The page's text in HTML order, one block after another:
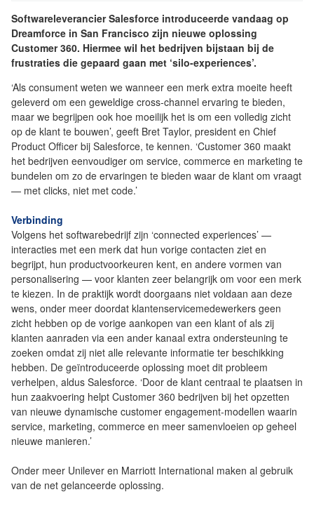
Softwareleverancier Salesforce introduceerde vandaag op
Dreamforce in San Francisco zijn nieuwe oplossing
Customer 360. Hiermee wil het bedrijven bijstaan bij de
frustraties die gepaard gaan met ‘silo-experiences’.
‘Als consument weten we wanneer een merk extra moeite heeft
geleverd om een geweldige cross-channel ervaring te bieden,
maar we begrijpen ook hoe moeilijk het is om een volledig zicht
op de klant te bouwen’, geeft Bret Taylor, president en Chief
Product Officer bij Salesforce, te kennen. ‘Customer 360 maakt
het bedrijven eenvoudiger om service, commerce en marketing te
bundelen om zo de ervaringen te bieden waar de klant om vraagt
— met clicks, niet met code.’
Verbinding
Volgens het softwarebedrijf zijn ‘connected experiences’ —
interacties met een merk dat hun vorige contacten ziet en
begrijpt, hun productvoorkeuren kent, en andere vormen van
personalisering — voor klanten zeer belangrijk om voor een merk
te kiezen. In de praktijk wordt doorgaans niet voldaan aan deze
wens, onder meer doordat klantenservicemedewerkers geen
zicht hebben op de vorige aankopen van een klant of als zij
klanten aanraden via een ander kanaal extra ondersteuning te
zoeken omdat zij niet alle relevante informatie ter beschikking
hebben. De geïntroduceerde oplossing moet dit probleem
verhelpen, aldus Salesforce. ‘Door de klant centraal te plaatsen in
hun zaakvoering helpt Customer 360 bedrijven bij het opzetten
van nieuwe dynamische customer engagement-modellen waarin
service, marketing, commerce en meer samenvloeien op geheel
nieuwe manieren.’
Onder meer Unilever en Marriott International maken al gebruik
van de net gelanceerde oplossing.